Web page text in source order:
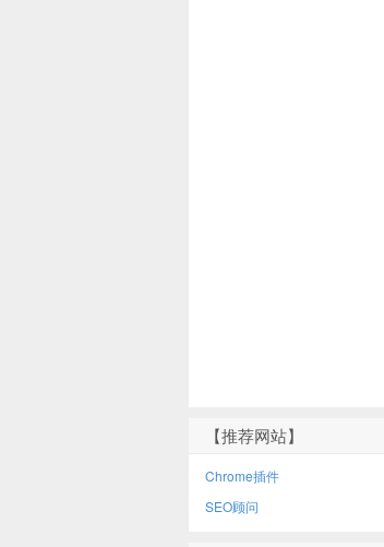
【推荐网站】
Chrome插件
SEO顾问